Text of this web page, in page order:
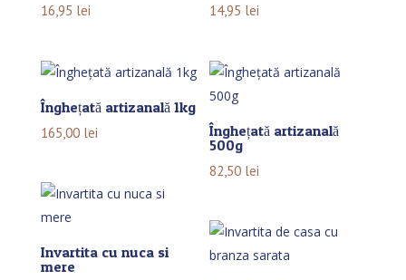
16,95 lei 14,95 lei
Înghețată artizanală 1kg
165,00 lei
Înghețată artizanală
500g
82,50 lei
Invartita cu nuca si
mere